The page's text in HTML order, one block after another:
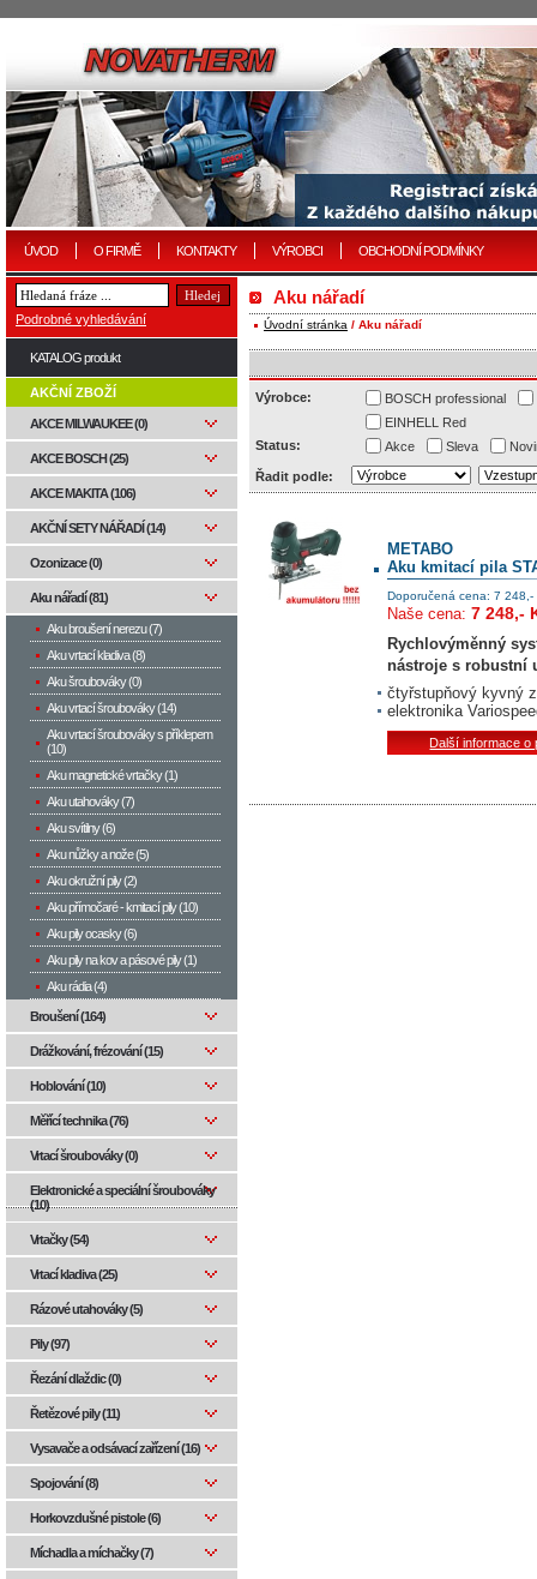
ÚVOD O FIRMĚ KONTAKTY VÝROBCI OBCHODNÍ PODMÍNKY
Aku nářadí
Úvodní stránka / Aku nářadí
Výrobce:
BOSCH professional
EINHELL Red
Status:
Akce Sleva
Řadit podle:
METABO
Aku kmitací pila
Doporučená cena: 7 248,-
Naše cena: 7 248,-
Rychlovýměnný
nástroje s robustní
čtyřstupňový kyvný
elektronika
Další informace o
Podrobné vyhledávání
KATALOG produkt
AKČNÍ ZBOŽÍ
AKCE MILWAUKEE (0)
AKCE BOSCH (25)
AKCE MAKITA (106)
AKČNÍ SETY NÁŘADÍ (14)
Ozonizace (0)
Aku nářadí (81)
Aku broušení nerezu (7)
Aku vrtací kladiva (8)
Aku šroubováky (0)
Aku vrtací šroubováky (14)
Aku vrtací šroubováky s příklepem
(10)
Aku magnetické vrtačky (1)
Aku utahováky (7)
Aku svítilny (6)
Aku nůžky a nože (5)
Aku okružní pily (2)
Aku přímočaré - kmitací pily (10)
Aku pily ocasky (6)
Aku pily na kov a pásové pily (1)
Aku rádia (4)
Broušení (164)
Drážkování, frézování (15)
Hoblování (10)
Měřící technika (76)
Vrtací šroubováky (0)
Elektronické a speciální šroubováky
(10)
Vrtačky (54)
Vrtací kladiva (25)
Rázové utahováky (5)
Pily (97)
Řezání dlaždic (0)
Řetězové pily (11)
Vysavače a odsávací zařízení (16)
Spojování (8)
Horkovzdušné pistole (6)
Míchadla a míchačky (7)